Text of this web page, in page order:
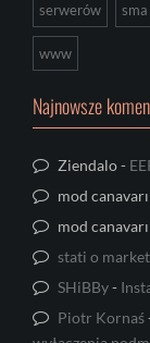
serwerów sma
www
Najnowsze
Ziendalo-
mod canavarı
mod canavarı
stati o
SHiBBy-
Piotr Kornaś